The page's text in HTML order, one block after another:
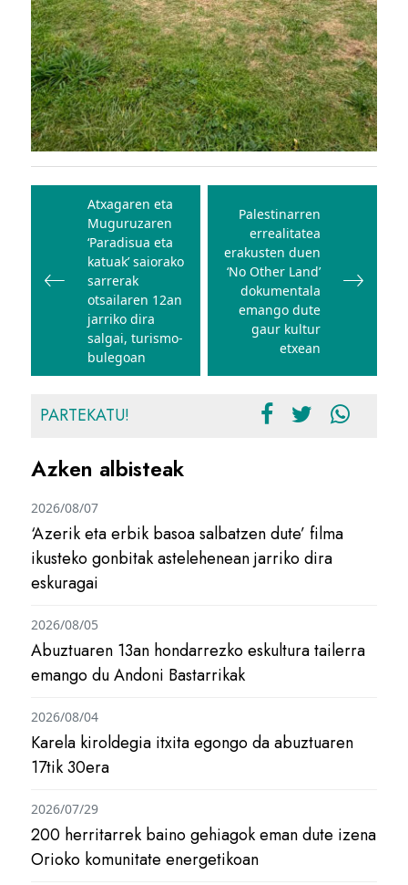
Bidalketetan
zehar
nabigatu
Atxagaren eta
Muguruzaren
‘Paradisua eta
katuak’ saiorako
sarrerak
otsailaren 12an
jarriko dira
salgai, turismo-
bulegoan
Palestinarren
errealitatea
erakusten duen
‘No Other Land’
dokumentala
emango dute
gaur kultur
etxean
PARTEKATU!
Azken albisteak
‘Azerik eta erbik basoa salbatzen dute’ filma
ikusteko gonbitak astelehenean jarriko dira
eskuragai
2026/08/07
Abuztuaren 13an hondarrezko eskultura tailerra
emango du Andoni Bastarrikak
2026/08/05
Karela kiroldegia itxita egongo da abuztuaren
17tik 30era
2026/08/04
200 herritarrek baino gehiagok eman dute izena
Orioko komunitate energetikoan
2026/07/29